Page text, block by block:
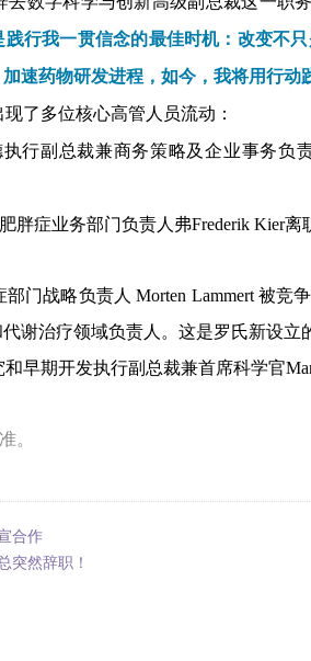
行我一贯信念的最佳时机：改变不
速药物研发进程，如今，我将用行
了多位核心高管人员流动：
执行副总裁兼商务策略及企业事务负
胖症业务部门负责人弗Frederik Kier离
部门战略负责人 Morten Lammert 被竞
谢治疗领域负责人。这是罗氏新设立
早期开发执行副总裁兼首席科学官
。
合作
突然辞职！